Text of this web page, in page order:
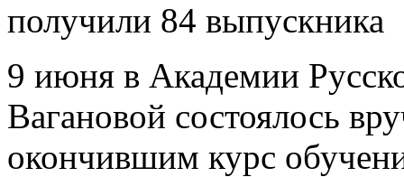
получили 84 выпускника
9 июня в Академии
Вагановой состоялось
окончившим курс